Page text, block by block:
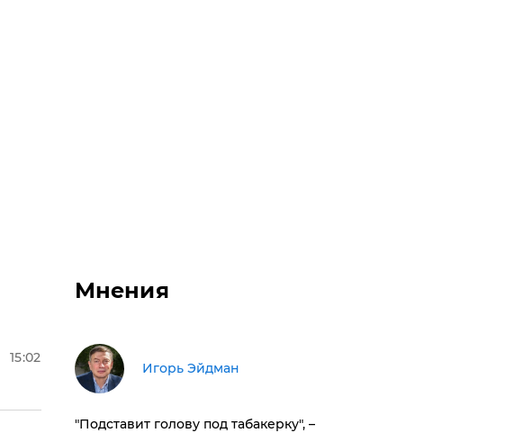
15:02
Мнения
Игорь Эйдман
​"Подставит голову под табакерку", –